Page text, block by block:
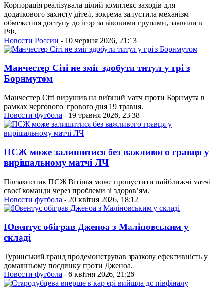
Корпорація реалізувала цілий комплекс заходів для
додаткового захисту дітей, зокрема запустила механізм
обмеження доступу до ігор за віковими групами, заявили в
РФ.
Новости России - 10 червня 2026, 21:13
Манчестер Сіті не зміг здобути титул у грі з
Борнмутом
Манчестер Сіті вирушив на виїзний матч проти Борнмута в
рамках чергового ігрового дня 19 травня.
Новости футбола - 19 травня 2026, 23:38
ПСЖ може залишитися без важливого гравця у
вирішальному матчі ЛЧ
Півзахисник ПСЖ Вітінья може пропустити найближчі матчі
своєї команди через проблеми зі здоров’ям.
Новости футбола - 20 квітня 2026, 18:12
Ювентус обіграв Дженоа з Маліновським у
складі
Туринський гранд продемонстрував зразкову ефективність у
домашньому поєдинку проти Дженоа.
Новости футбола - 6 квітня 2026, 21:26